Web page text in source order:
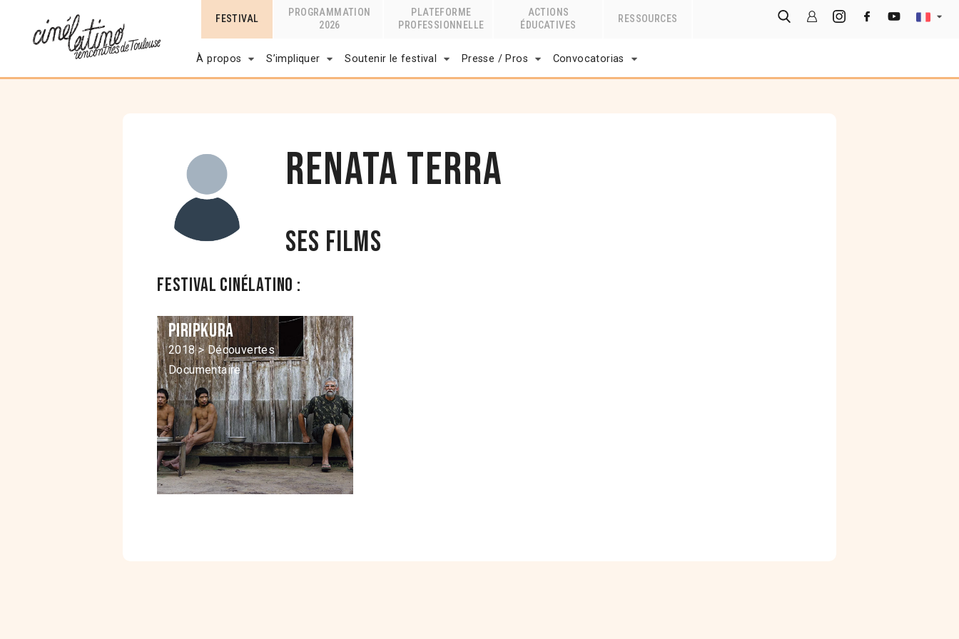
FESTIVAL
PROGRAMMATION
2026
PLATEFORME
PROFESSIONNELLE
ACTIONS
ÉDUCATIVES
RESSOURCES
À propos S’impliquer Soutenir le festival Presse / Pros Convocatorias
Renata Terra
Ses films
Festival Cinélatino :
Piripkura
2018 > Découvertes
Documentaire